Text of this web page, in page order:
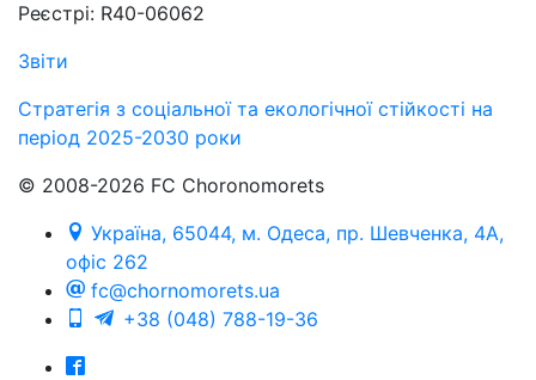
Реєстрі: R40-06062
Звіти
Стратегія з соціальної та екологічної стійкості на
період 2025-2030 роки
© 2008-2026 FC Choronomorets
Україна, 65044, м. Одеса, пр. Шевченка, 4А,
офіс 262
fc@chornomorets.ua
+38 (048) 788-19-36